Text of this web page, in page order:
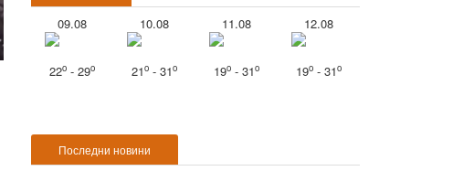
09.08
22o - 29o
10.08
21o - 31o
11.08
19o - 31o
12.08
19o - 31o
Последни новини